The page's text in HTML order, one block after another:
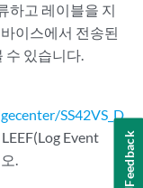
하고 레이블을 지
이스에서 전송된
수 있습니다.
SS42VS_D
Event
.
Feedback